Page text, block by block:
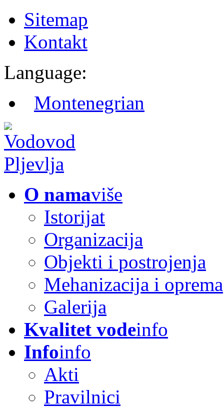
Sitemap
Kontakt
Language:
Montenegrian
O namaviše
Istorijat
Organizacija
Objekti i postrojenja
Mehanizacija i oprema
Galerija
Kvalitet vodeinfo
Infoinfo
Akti
Pravilnici